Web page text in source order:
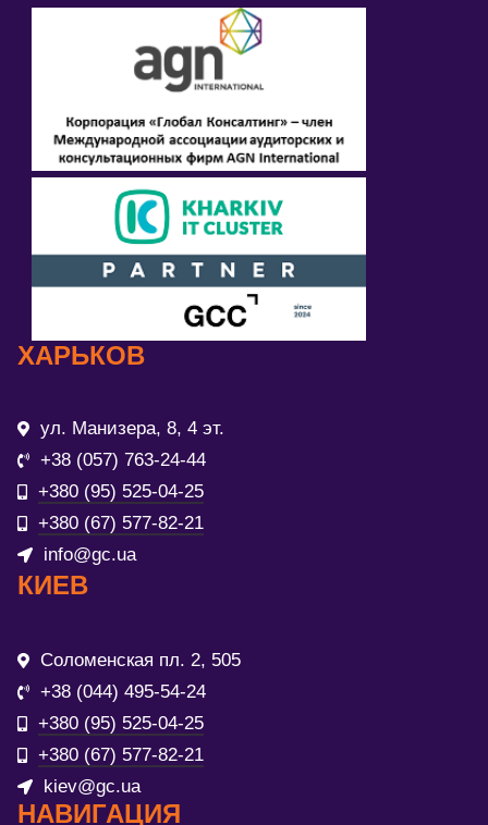
ХАРЬКОВ
ул. Манизера, 8, 4 эт.
+38 (057) 763-24-44
+380 (95) 525-04-25
+380 (67) 577-82-21
info@gc.ua
КИЕВ
Соломенская пл. 2, 505
+38 (044) 495-54-24
+380 (95) 525-04-25
+380 (67) 577-82-21
kiev@gc.ua
НАВИГАЦИЯ